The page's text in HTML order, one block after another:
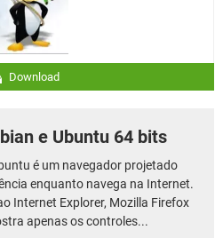
Download
e Ubuntu 64 bits
é um navegador projetado
enquanto navega na Internet.
Internet Explorer, Mozilla Firefox
apenas os controles...